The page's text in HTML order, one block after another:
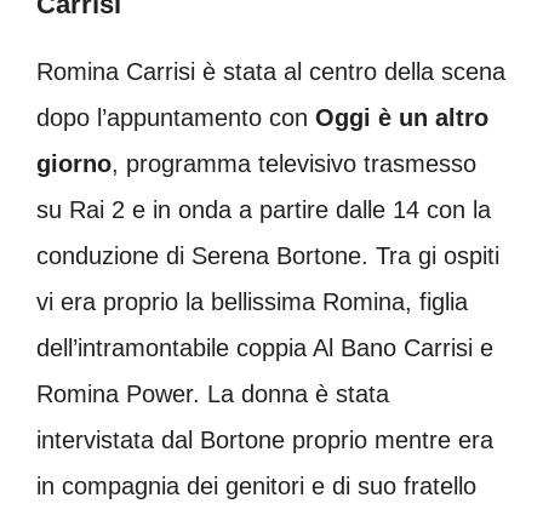
Romina Carrisi è stata al centro della scena
dopo l’appuntamento con Oggi è un altro
giorno, programma televisivo trasmesso
su Rai 2 e in onda a partire dalle 14 con la
conduzione di Serena Bortone. Tra gi ospiti
vi era proprio la bellissima Romina, figlia
dell’intramontabile coppia Al Bano Carrisi e
Romina Power. La donna è stata
intervistata dal Bortone proprio mentre era
in compagnia dei genitori e di suo fratello